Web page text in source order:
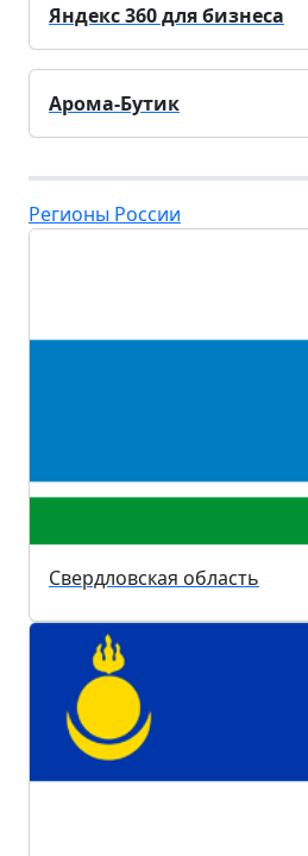
Яндекс 360 для бизнеса
Арома-Бутик
Регионы России
Свердловская область